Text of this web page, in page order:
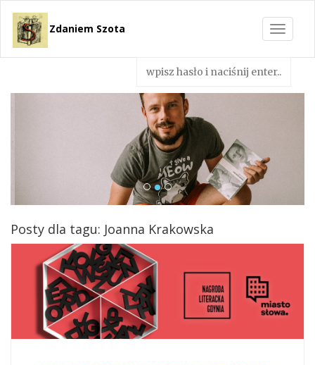
Toggle
Zdaniem Szota
Posty dla tagu: Joanna Krakowska